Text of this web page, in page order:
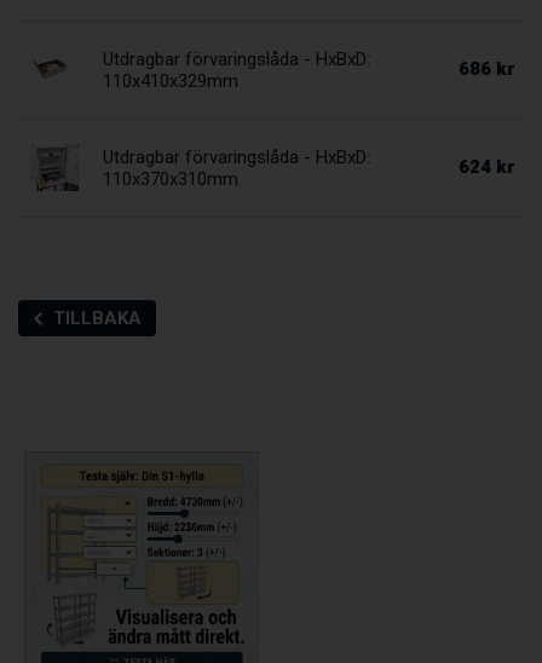
Utdragbar förvaringslåda - HxBxD:
110x410x329mm
686 kr
Utdragbar förvaringslåda - HxBxD:
110x370x310mm
624 kr
TILLBAKA